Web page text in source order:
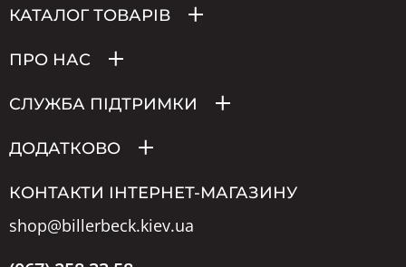
КАТАЛОГ ТОВАРІВ
ПРО НАС
СЛУЖБА ПІДТРИМКИ
ДОДАТКОВО
КОНТАКТИ ІНТЕРНЕТ-МАГАЗИНУ
shop@billerbeck.kiev.ua